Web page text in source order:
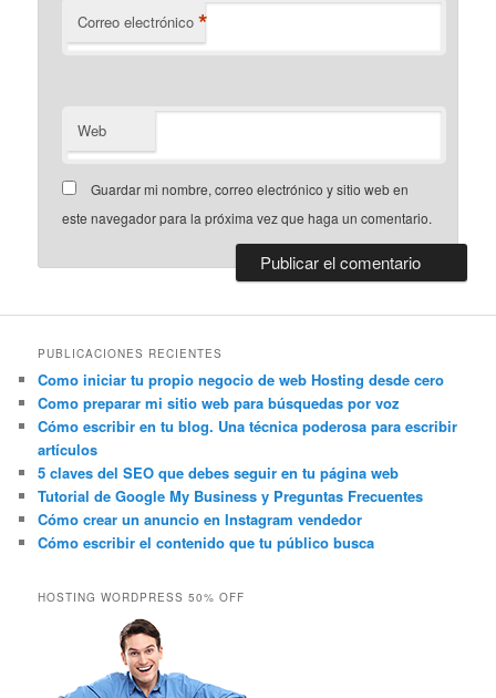
Correo electrónico *
Web
Guardar mi nombre, correo electrónico y sitio web en
este navegador para la próxima vez que haga un comentario.
PUBLICACIONES RECIENTES
Como iniciar tu propio negocio de web Hosting desde cero
Como preparar mi sitio web para búsquedas por voz
Cómo escribir en tu blog. Una técnica poderosa para escribir
artículos
5 claves del SEO que debes seguir en tu página web
Tutorial de Google My Business y Preguntas Frecuentes
Cómo crear un anuncio en Instagram vendedor
Cómo escribir el contenido que tu público busca
HOSTING WORDPRESS 50% OFF